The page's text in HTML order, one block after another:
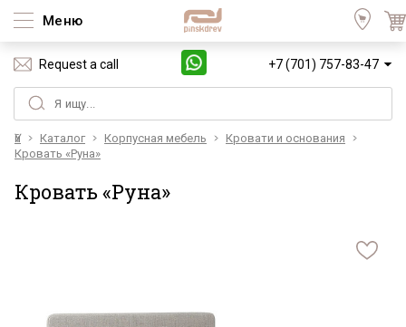
Меню
Request a call +7 (701) 757-83-47
Үй Каталог Корпусная мебель
Кровати и основания
Кровать «Руна»
Кровать «Руна»